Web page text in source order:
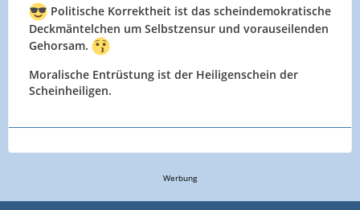
Politische Korrektheit ist das scheindemokratische
Deckmäntelchen um Selbstzensur und vorauseilenden
Gehorsam.
Moralische Entrüstung ist der Heiligenschein der
Scheinheiligen.
Werbung